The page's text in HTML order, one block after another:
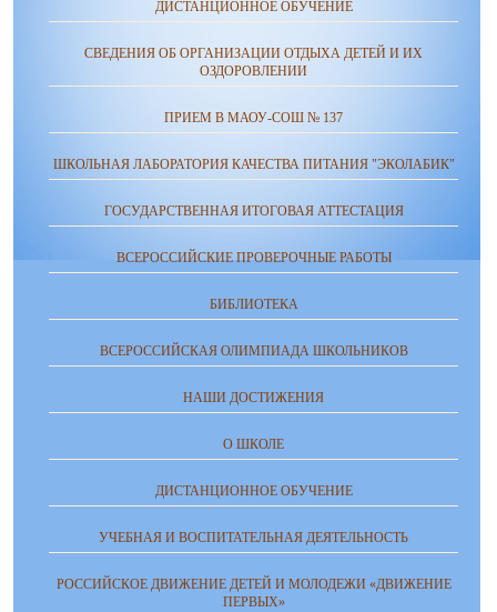
ДИСТАНЦИОННОЕ ОБУЧЕНИЕ
СВЕДЕНИЯ ОБ ОРГАНИЗАЦИИ ОТДЫХА ДЕТЕЙ И ИХ
ОЗДОРОВЛЕНИИ
ПРИЕМ В МАОУ-СОШ № 137
ШКОЛЬНАЯ ЛАБОРАТОРИЯ КАЧЕСТВА ПИТАНИЯ "ЭКОЛАБИК"
ГОСУДАРСТВЕННАЯ ИТОГОВАЯ АТТЕСТАЦИЯ
ВСЕРОССИЙСКИЕ ПРОВЕРОЧНЫЕ РАБОТЫ
БИБЛИОТЕКА
ВСЕРОССИЙСКАЯ ОЛИМПИАДА ШКОЛЬНИКОВ
НАШИ ДОСТИЖЕНИЯ
О ШКОЛЕ
ДИСТАНЦИОННОЕ ОБУЧЕНИЕ
УЧЕБНАЯ И ВОСПИТАТЕЛЬНАЯ ДЕЯТЕЛЬНОСТЬ
РОССИЙСКОЕ ДВИЖЕНИЕ ДЕТЕЙ И МОЛОДЕЖИ «ДВИЖЕНИЕ
ПЕРВЫХ»